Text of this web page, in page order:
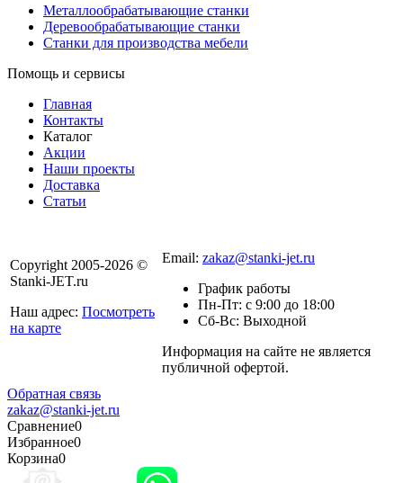
Металлообрабатывающие станки
Деревообрабатывающие станки
Станки для производства мебели
Помощь и сервисы
Главная
Контакты
Каталог
Акции
Наши проекты
Доставка
Статьи
Copyright 2005-2026 ©
Stanki-JET.ru
Наш адрес: Посмотреть
на карте
Email: zakaz@stanki-jet.ru
График работы
Пн-Пт: с 9:00 до 18:00
Сб-Вс: Выходной
Информация на сайте не является
публичной офертой.
Обратная связь
zakaz@stanki-jet.ru
Сравнение0
Избранное0
Корзина0